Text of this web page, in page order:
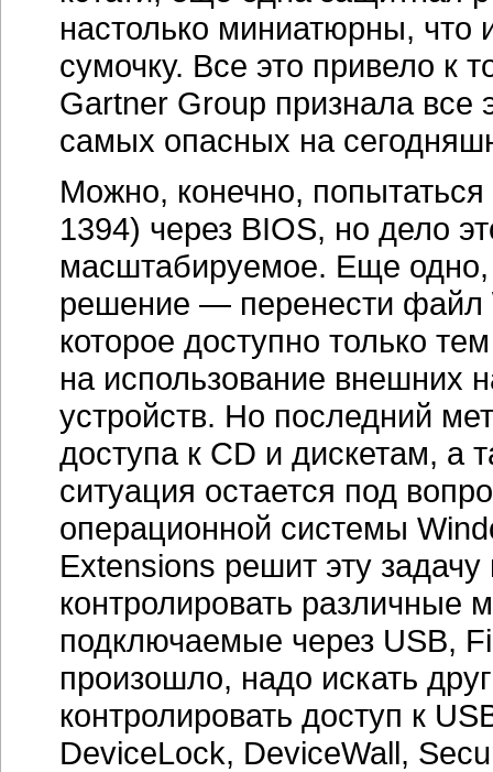
настолько миниатюрны,
сумочку. Все это привело к
Gartner Group признала все
самых опасных на
Можно, конечно,
1394) через BIOS, но дело
масштабируемое. Еще одно,
решение — перенести файл
которое доступно только
на использование внешних
устройств. Но последний
доступа к CD и дискетам, а
ситуация остается под
операционной системы
Extensions решит эту
контролировать различные
подключаемые через USB,
произошло, надо искать
контролировать доступ к
DeviceLock, DeviceWall,